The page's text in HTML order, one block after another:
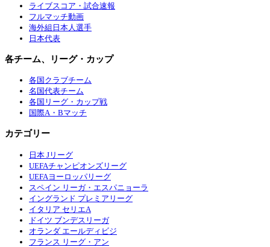
ライブスコア・試合速報
フルマッチ動画
海外組日本人選手
日本代表
各チーム、リーグ・カップ
各国クラブチーム
名国代表チーム
各国リーグ・カップ戦
国際A・Bマッチ
カテゴリー
日本 Jリーグ
UEFAチャンピオンズリーグ
UEFAヨーロッパリーグ
スペイン リーガ・エスパニョーラ
イングランド プレミアリーグ
イタリア セリエA
ドイツ ブンデスリーガ
オランダ エールディビジ
フランス リーグ・アン